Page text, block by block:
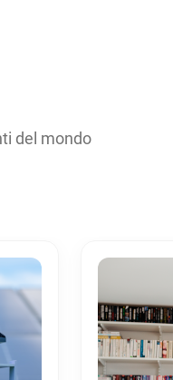
del mondo